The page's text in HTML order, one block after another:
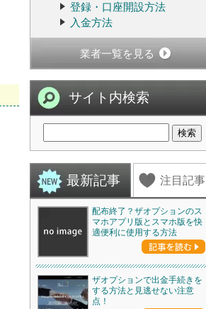
登録・口座開設方法
入金方法
業者一覧を見る
サイト内検索
最新記事 注目記事
配布終了？ザオプションのス
マホアプリ版とスマホ版を快
適便利に使用する方法
ザオプションで出金手続きを
する方法と見逃せない注意
点！